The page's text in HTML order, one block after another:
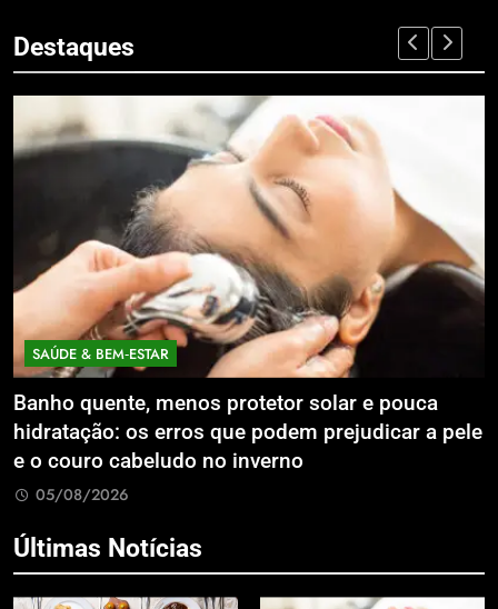
Destaques
solar e pouca
podem prejudicar a pele
ECONOMIA & NEGÓCIOS
Expansão da
Litoral Catarinense com
Compartilhados
Últimas Notícias